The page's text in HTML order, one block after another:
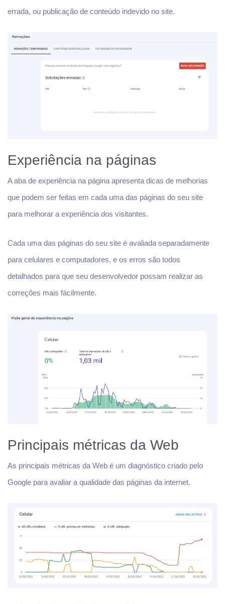
errada, ou publicação de conteúdo indevido no site.
Experiência na páginas
A aba de experiência na página apresenta dicas de melhorias
que podem ser feitas em cada uma das páginas do seu site
para melhorar a experiência dos visitantes.
Cada uma das páginas do seu site é avaliada separadamente
para celulares e computadores, e os erros são todos
detalhados para que seu desenvolvedor possam realizar as
correções mais fácilmente.
Principais métricas da Web
As principais métricas da Web é um diagnóstico criado pelo
Google para avaliar a qualidade das páginas da internet.